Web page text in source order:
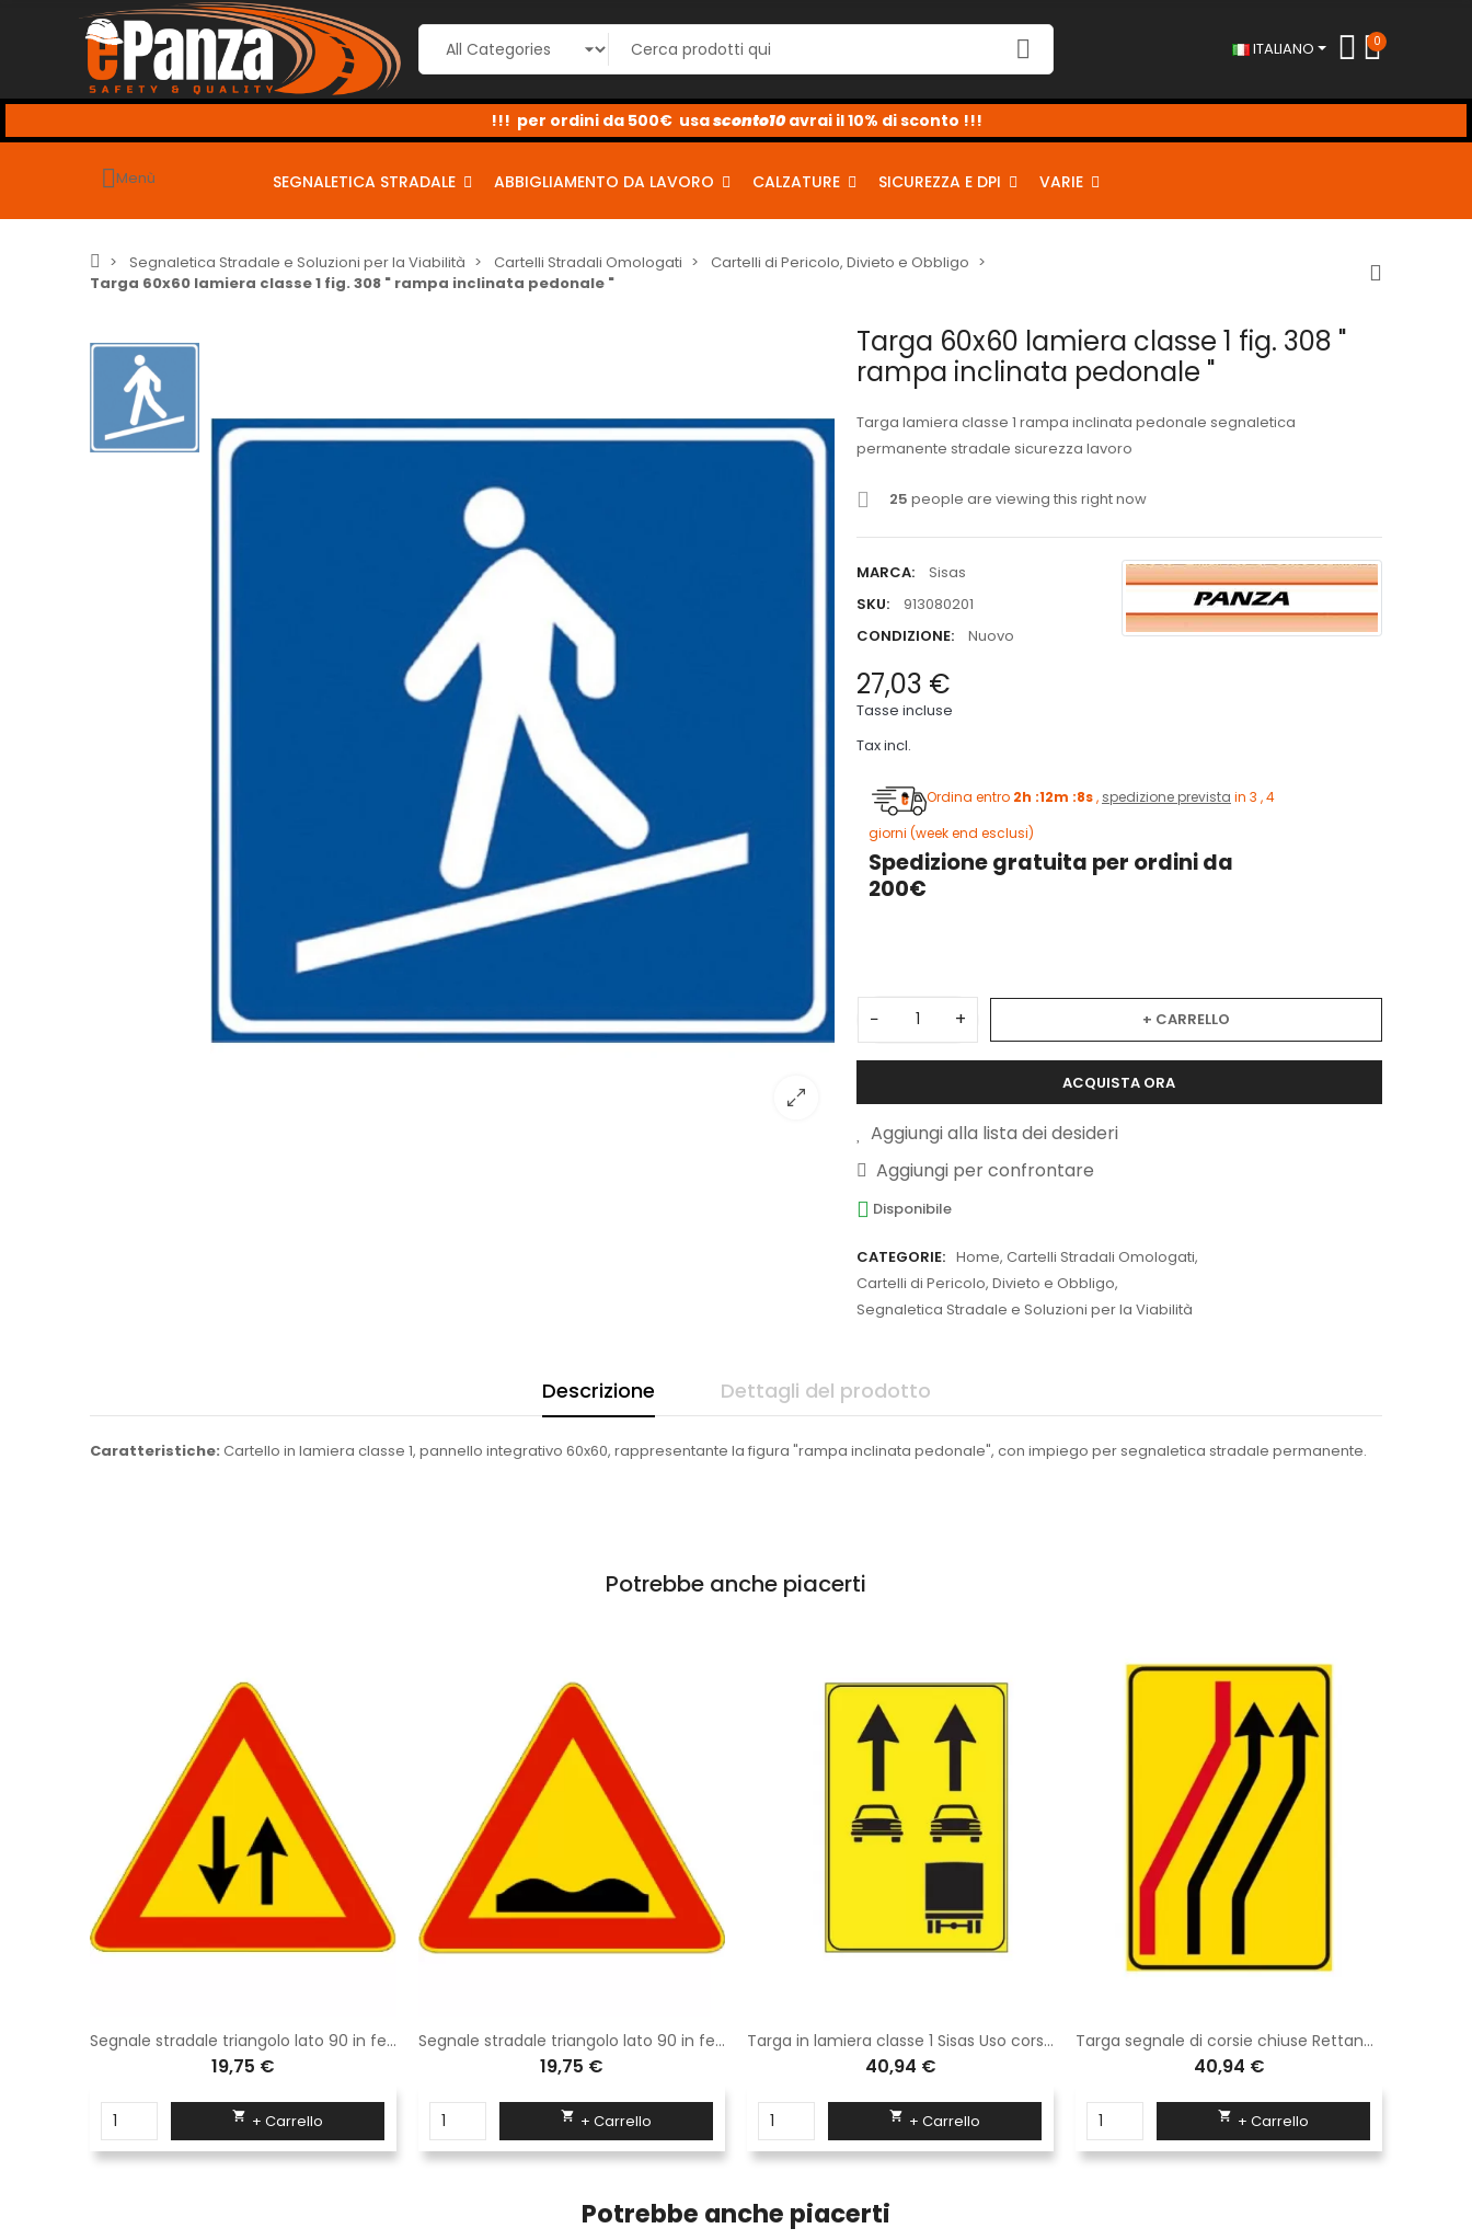
ITALIANO 0
sconto2
sconto5
sconto10
Menù SEGNALETICA STRADALE ABBIGLIAMENTO DA LAVORO CALZATURE SICUREZZA E DPI VARIE
Segnaletica Stradale e Soluzioni per la Viabilità Cartelli Stradali Omologati
Cartelli di Pericolo, Divieto e Obbligo
Targa 60x60 lamiera classe 1 fig. 308 " rampa inclinata pedonale "
Targa 60x60 lamiera classe 1 fig. 308 "
rampa inclinata pedonale "
Targa lamiera classe 1 rampa inclinata pedonale segnaletica
permanente stradale sicurezza lavoro
25 people are viewing this right now
MARCA:
Sisas
SKU:
913080201
CONDIZIONE:
Nuovo
27,03 €
Tasse incluse
Tax incl.
Ordina entro 2h :12m :7s, spedizione prevista in 3 , 4
giorni (week end esclusi)
Spedizione gratuita per ordini da
200€
− + + CARRELLO
ACQUISTA ORA
Aggiungi alla lista dei desideri
Aggiungi per confrontare
Disponibile
CATEGORIE: Home, Cartelli Stradali Omologati,
Cartelli di Pericolo, Divieto e Obbligo,
Segnaletica Stradale e Soluzioni per la Viabilità
Descrizione Dettagli del prodotto
Caratteristiche: Cartello in lamiera classe 1, pannello integrativo 60x60, rappresentante la figura "rampa inclinata pedonale", con impiego per segnaletica stradale permanente.
Potrebbe anche piacerti
Segnale stradale triangolo lato 90 in ferro classe 1 fig. 387 " doppio senso di circolazione "
19,75 €
 + Carrello
Segnale stradale triangolo lato 90 in ferro classe 1 fig. 389 " strada deformata "
19,75 €
 + Carrello
Targa in lamiera classe 1 Sisas Uso corsie disponibili fig. 414 di dimensioni 60x90 cm su sfondo giallo
40,94 €
 + Carrello
Targa segnale di corsie chiuse Rettangolo 60x90 cm Classe 1 Fig. 411/d Lamiera zincata a caldo o Alluminio
40,94 €
 + Carrello
Potrebbe anche piacerti